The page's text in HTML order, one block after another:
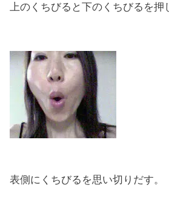
上のくちびると下のくちびるを押
表側にくちびるを思い切りだす。